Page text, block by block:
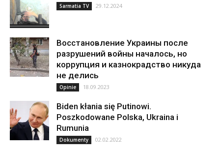
Sarmatia TV 29.12.2024
Восстановление Украины после
разрушений войны началось, но
коррупция и казнокрадство никуда
не делись
Opinie 18.09.2023
Biden kłania się Putinowi.
Poszkodowane Polska, Ukraina i
Rumunia
Dokumenty 02.02.2022